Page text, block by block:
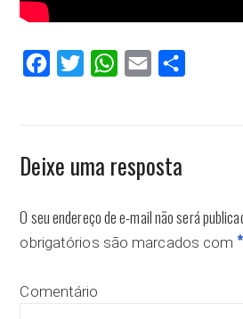
FacebookTwitter WhatsApp
Email
Deixe uma resposta
O seu endereço de e-mail não será
obrigatórios são marcados com *
Comentário